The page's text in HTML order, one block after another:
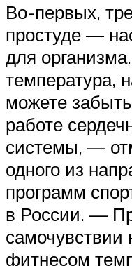
Во-первых,
простуде —
для
температура,
можете
работе
системы, —
одного из
программ
в России. —
самочувствии
фитнесом